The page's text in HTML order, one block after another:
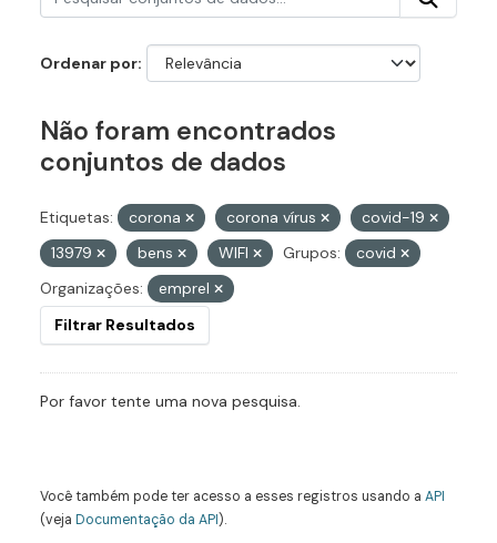
Ordenar por
Não foram encontrados
conjuntos de dados
Etiquetas: corona corona vírus
covid-19
13979
bens WIFI Grupos:
covid
Organizações:
emprel
Filtrar Resultados
Por favor tente uma nova pesquisa.
Você também pode ter acesso a esses registros usando a API
(veja Documentação da API).